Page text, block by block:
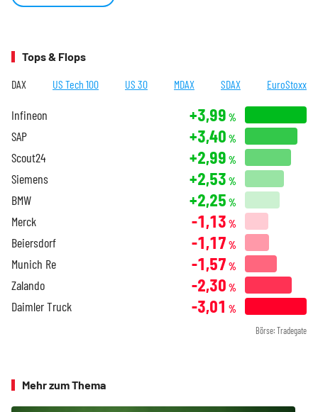
Tops & Flops
DAX US Tech 100 US 30 MDAX SDAX EuroStoxx
Infineon +3,99 %
SAP +3,40 %
Scout24 +2,99 %
Siemens +2,53 %
BMW +2,25 %
Merck -1,13 %
Beiersdorf -1,17 %
Munich Re -1,57 %
Zalando -2,30 %
Daimler Truck -3,01 %
Börse: Tradegate
Mehr zum Thema